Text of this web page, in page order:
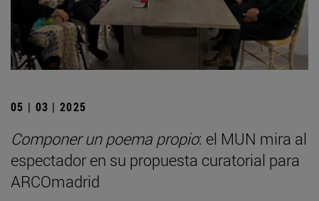
05 | 03 | 2025
Componer un poema propio: el MUN mira al
espectador en su propuesta curatorial para
ARCOmadrid